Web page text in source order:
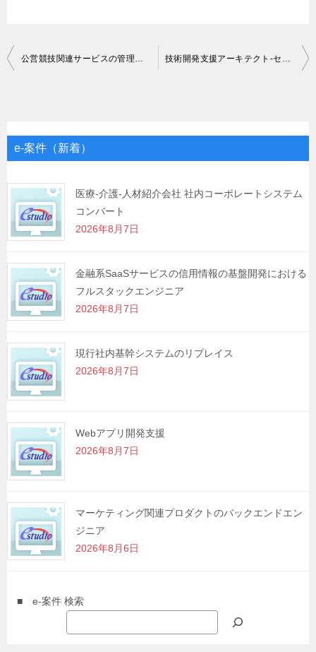
投
ゲ
シ
ョ
ン
公営競技関連サービスの管理ツール開発 技術開発支援アーキテクト-セマンティック検索
e-案件（新着）
医療-介護-人材紹介会社 社内コーポレートシステム
コンバート
2026年8月7日
金融系SaaSサービスの信用情報の基盤開発における
フルスタックエンジニア
2026年8月7日
現行社内基幹システムのリプレイス
2026年8月7日
Webアプリ開発支援
2026年8月7日
マーケティング関連プロダクトのバックエンドエン
ジニア
2026年8月6日
■ e-案件 検索